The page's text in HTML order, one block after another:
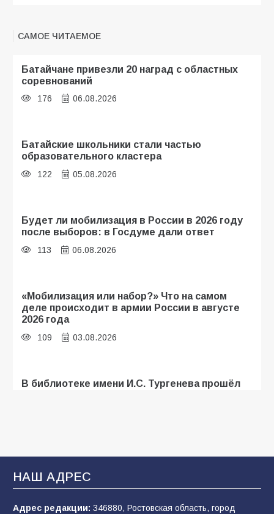
САМОЕ ЧИТАЕМОЕ
Батайчане привезли 20 наград с областных
соревнований
176 06.08.2026
Батайские школьники стали частью
образовательного кластера
122 05.08.2026
Будет ли мобилизация в России в 2026 году
после выборов: в Госдуме дали ответ
113 06.08.2026
«Мобилизация или набор?» Что на самом
деле происходит в армии России в августе
2026 года
109 03.08.2026
В библиотеке имени И.С. Тургенева прошёл
В Батайске продолжаются дорожные работы
108 04.08.2026
НАШ АДРЕС
Адрес редакции: 346880, Ростовская область, город